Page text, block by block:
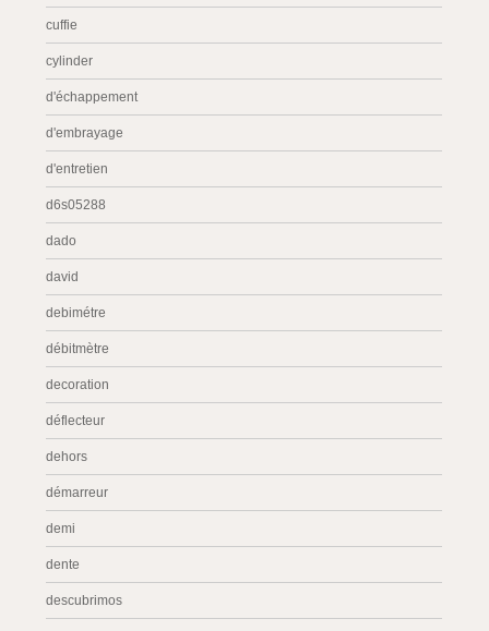
cuffie
cylinder
d'échappement
d'embrayage
d'entretien
d6s05288
dado
david
debimétre
débitmètre
decoration
déflecteur
dehors
démarreur
demi
dente
descubrimos